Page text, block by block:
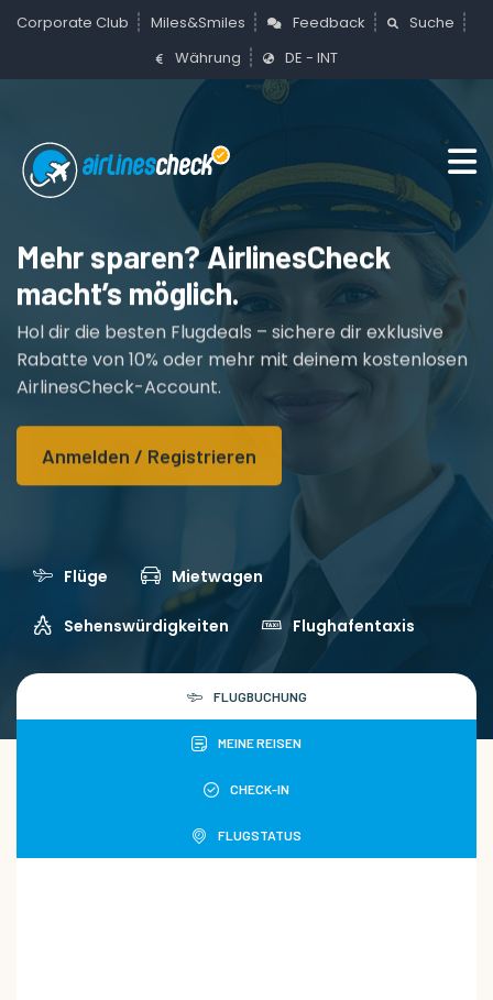
Corporate Club Miles&Smiles Feedback
Suche
Währung
DE - INT
AirlinesCheck – Dein smarter Flug-
Deal
Check zuerst die besten Airlines & Preise – sichere
dir exklusive Rabatte und flieg günstiger. Mit einem
kostenlosen AirlinesCheck-Account sparst du sofort
bei jeder Buchung.
Anmelden / Registrieren
Mehr sparen? AirlinesCheck
macht’s möglich.
Hol dir die besten Flugdeals – sichere dir exklusive
Rabatte von 10% oder mehr mit deinem kostenlosen
AirlinesCheck-Account.
Anmelden / Registrieren
Exklusive Flugdeals?
AirlinesCheck macht’s klar.
Werde für deine Reisen belohnt – spare sofort 10%
oder mehr mit deinem kostenlosen AirlinesCheck-
Account.
Anmelden / Registrieren
Flüge Mietwagen
Sehenswürdigkeiten Flughafentaxis
FLUGBUCHUNG
MEINE REISEN
CHECK-IN
FLUGSTATUS